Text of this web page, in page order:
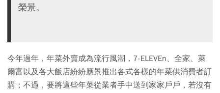
榮景。
今年過年，年菜外賣成為流行風潮，7-ELEVEn、全家、萊
爾富以及各大飯店紛紛應景推出各式各樣的年菜供消費者訂
購；不過，要將這些年菜從業者手中送到家家戶戶，若沒有